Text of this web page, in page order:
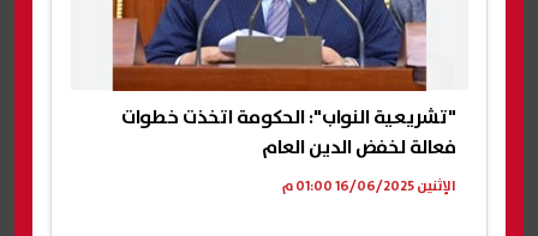
"تشريعية النواب": الحكومة اتخذت خطوات
فعالة لخفض الدين العام
الإثنين 16/06/2025 01:00 م